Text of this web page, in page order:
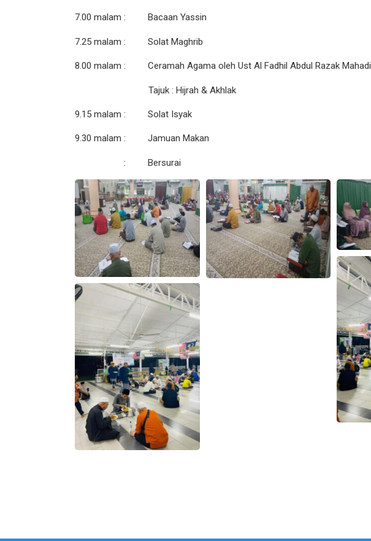
7.00 malam : Bacaan Yassin
7.25 malam : Solat Maghrib
8.00 malam : Ceramah Agama oleh Ust Al Fadhil Abdul Razak Mahadi
Tajuk : Hijrah & Akhlak
9.15 malam : Solat Isyak
9.30 malam : Jamuan Makan
: Bersurai